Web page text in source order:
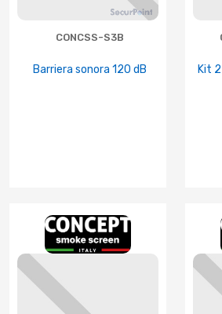
CONCSS-S3B
Barriera sonora 120 dB
Kit